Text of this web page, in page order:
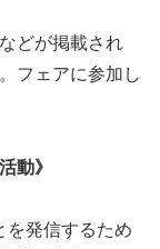
どが掲載され
フェアに参加し
動》
を発信するため